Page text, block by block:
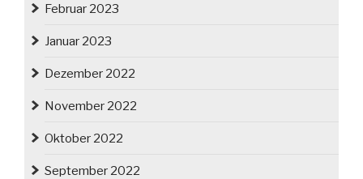
Februar 2023
Januar 2023
Dezember 2022
November 2022
Oktober 2022
September 2022